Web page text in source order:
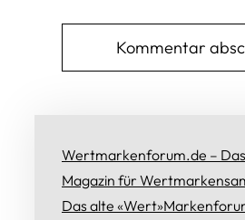
Wertmarkenforum.de –
Magazin für
Das alte